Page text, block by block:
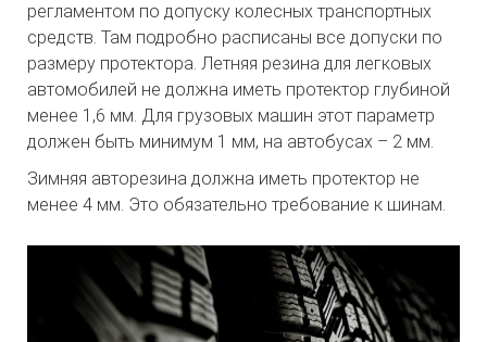
регламентом по допуску колесных транспортных
средств. Там подробно расписаны все допуски по
размеру протектора. Летняя резина для легковых
автомобилей не должна иметь протектор глубиной
менее 1,6 мм. Для грузовых машин этот параметр
должен быть минимум 1 мм, на автобусах – 2 мм.
Зимняя авторезина должна иметь протектор не
менее 4 мм. Это обязательно требование к шинам.